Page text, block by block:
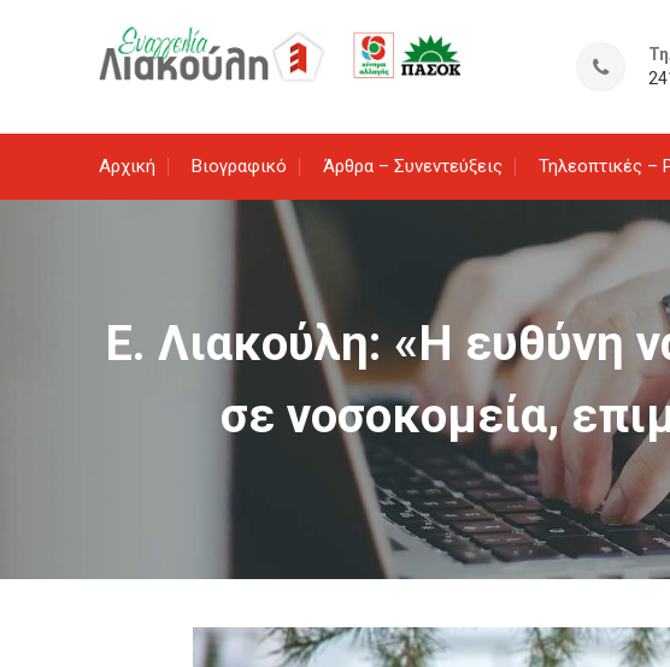
Αρχική Βιογραφικό Άρθρα – Συνεντεύξεις Τηλεοπτικές –
Ε. Λιακούλη: «Η ευθύνη
σε νοσοκομεία,